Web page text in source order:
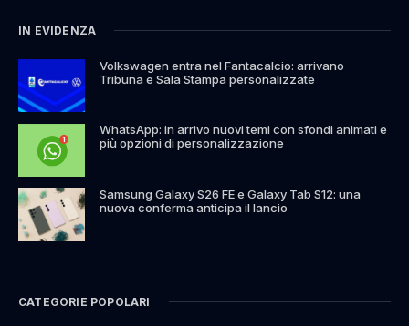
IN EVIDENZA
Volkswagen entra nel Fantacalcio: arrivano
Tribuna e Sala Stampa personalizzate
WhatsApp: in arrivo nuovi temi con sfondi animati e
più opzioni di personalizzazione
Samsung Galaxy S26 FE e Galaxy Tab S12: una
nuova conferma anticipa il lancio
CATEGORIE POPOLARI